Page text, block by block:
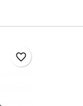
favorite_border